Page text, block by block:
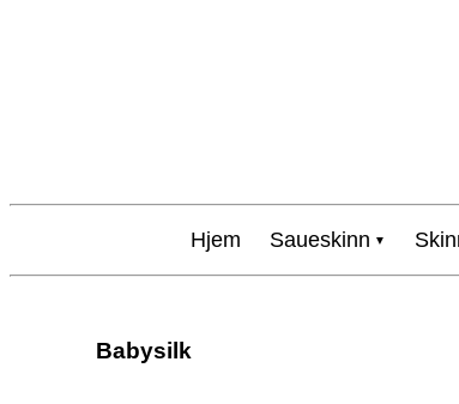
Hjem Saueskinn
Babysilk